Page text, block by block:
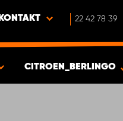
KONTAKT 22 42 78 39
CITROEN_BERLINGO